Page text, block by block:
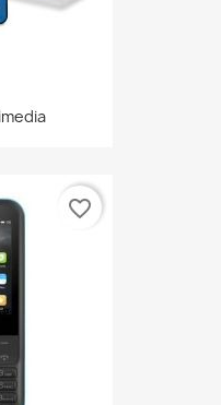
favorite_border